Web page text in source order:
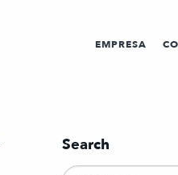
EMPRESA
Search